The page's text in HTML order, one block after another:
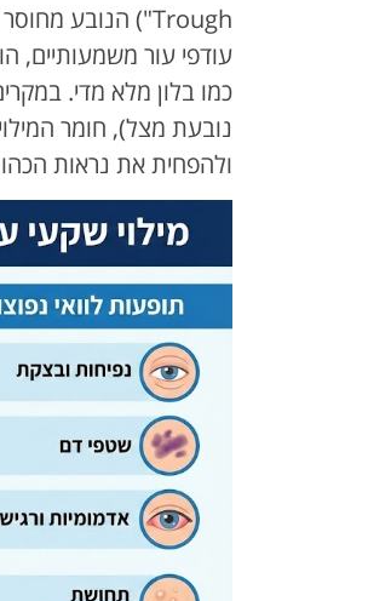
עודפי עור משמעותיים,
כמו בלון מלא מדי.
נובעת מצל), חומר
ולהפחית את נראות